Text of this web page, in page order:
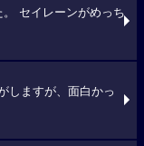
セイレーンがめっち
しますが、面白かっ